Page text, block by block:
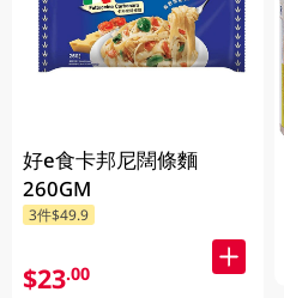
好e食卡邦尼闊條麵
260GM
3件$49.9
$23.00